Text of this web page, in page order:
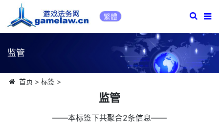
繁體
监管
首页 > 标签>
监管
――本标签下共聚合2条信息――